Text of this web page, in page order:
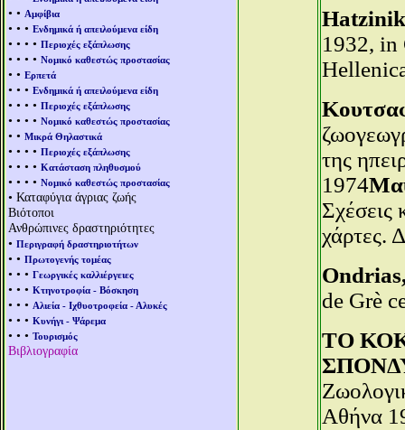
• • Αμφίβια
• • • Ενδημικά ή απειλούμενα είδη
• • • • Περιοχές εξάπλωσης
• • • • Νομικό καθεστώς προστασίας
• • Ερπετά
• • • Ενδημικά ή απειλούμενα είδη
• • • • Περιοχές εξάπλωσης
• • • • Νομικό καθεστώς προστασίας
• • Μικρά Θηλαστικά
• • • • Περιοχές εξάπλωσης
• • • • Κατάσταση πληθυσμού
• • • • Νομικό καθεστώς προστασίας
• Καταφύγια άγριας ζωής
Βιότοποι
Ανθρώπινες δραστηριότητες
• Περιγραφή δραστηριοτήτων
• • Πρωτογενής τομέας
• • • Γεωργικές καλλιέργειες
• • • Κτηνοτροφία - Βόσκηση
• • • Αλιεία - Ιχθυοτροφεία - Αλυκές
• • • Κυνήγι - Ψάρεμα
• • • Τουρισμός
Βιβλιογραφία
1932, in
της
1974
Σχέσεις
χάρτες.
de Grè
ΤΟ
Αθήνα